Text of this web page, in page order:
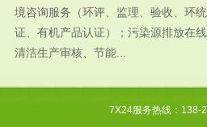
境咨询服务（环评、监理、验收、环
证、有机产品认证）；污染源排放在
清洁生产审核、节能...
7X24服务热线：138-